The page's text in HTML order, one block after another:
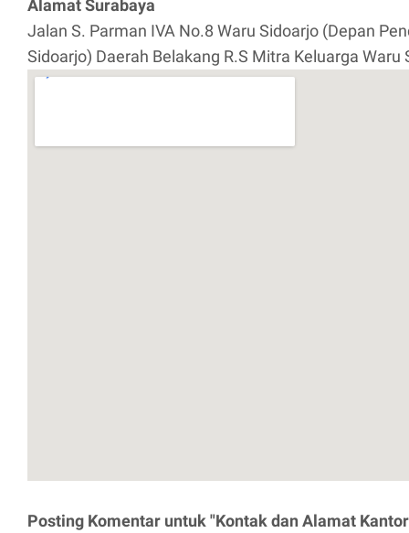
Alamat Surabaya
Jalan S. Parman IVA No.8 Waru Sidoarjo (Depan
Sidoarjo) Daerah Belakang R.S Mitra Keluarga Waru
Posting Komentar untuk "Kontak dan Alamat